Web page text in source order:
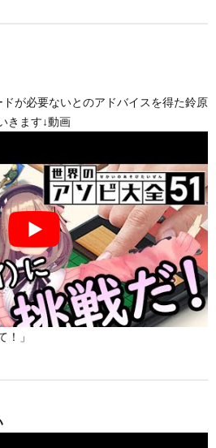
が必要ないとのアドバイスを得た鈴原
きます↓動画
」